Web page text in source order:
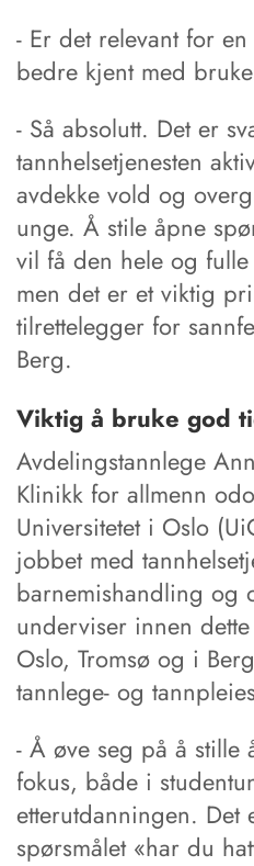
- Er det relevant for
bedre kjent med
- Så absolutt. Det er
tannhelsetjenesten
avdekke vold og
unge. Å stile åpne
vil få den hele og
men det er et viktig
tilrettelegger for
Berg.
Viktig å bruke god
Avdelingstannlege
Klinikk for allmenn
Universitetet i Oslo
jobbet med
barnemishandling og
underviser innen
Oslo, Tromsø og i
tannlege- og
- Å øve seg på å stille
fokus, både i
etterutdanningen. Det
spørsmålet «har du